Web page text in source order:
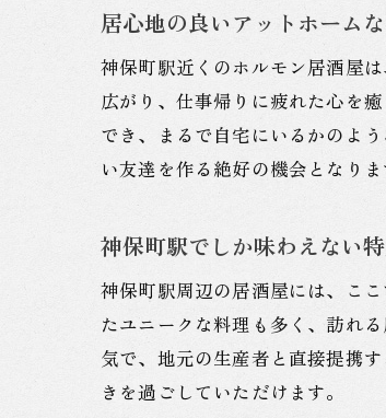
居心地の良いアットホーム
神保町駅近くのホルモン居酒屋
広がり、仕事帰りに疲れた心を
でき、まるで自宅にいるかのよ
い友達を作る絶好の機会となり
神保町駅でしか味わえない
神保町駅周辺の居酒屋には、こ
たユニークな料理も多く、訪れ
気で、地元の生産者と直接提携
きを過ごしていただけます。